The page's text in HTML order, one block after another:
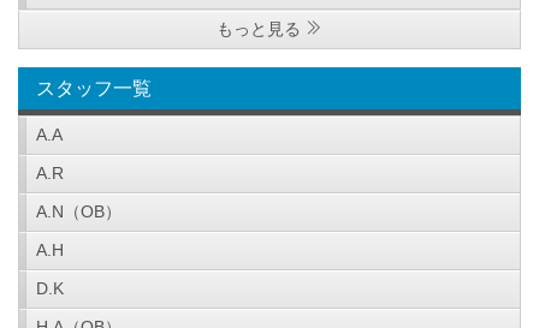
もっと見る
スタッフ一覧
A.A
A.R
A.N（OB）
A.H
D.K